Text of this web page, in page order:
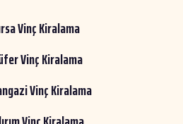
Vinç Kiralama
Vinç Kiralama
Vinç Kiralama